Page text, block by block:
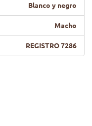
Blanco y negro
Macho
REGISTRO 7286